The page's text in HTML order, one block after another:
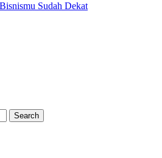
Sudah Dekat